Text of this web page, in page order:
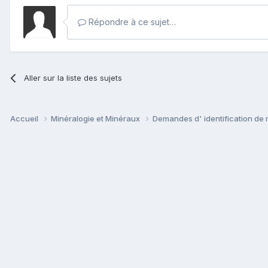
Répondre à ce sujet…
Aller sur la liste des sujets
Accueil Minéralogie et Minéraux Demandes d' identification de